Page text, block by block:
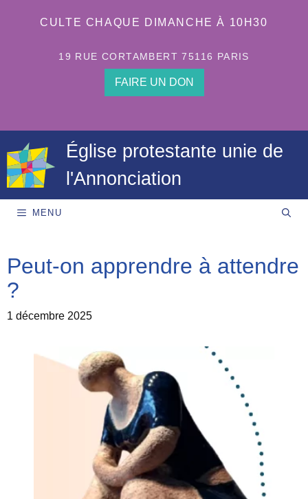
CULTE CHAQUE DIMANCHE À 10H30
19 RUE CORTAMBERT 75116 PARIS
FAIRE UN DON
Église protestante unie de
l'Annonciation
MENU
Peut-on apprendre à attendre
?
1 décembre 2025